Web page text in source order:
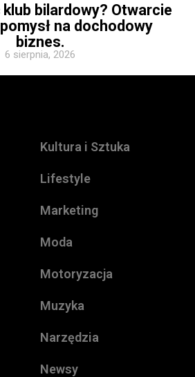
bilardowy? Otwarcie
na dochodowy
biznes.
6 sierpnia, 2026
Kultura i Sztuka
Lifestyle
Marketing
Moda
Motoryzacja
Muzyka
Narzędzia
Newsy